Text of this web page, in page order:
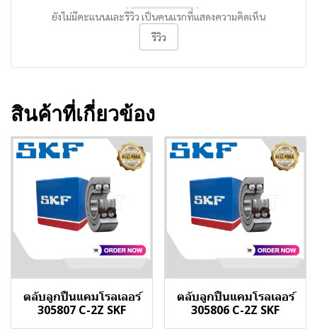
ยังไม่มีคะแนนและรีวิว เป็นคนแรกที่แสดงความคิดเห็น
รีวิว
สินค้าที่เกี่ยวข้อง
ตลับลูกปืนแคมโรลเลอร์
305807 C-2Z SKF
ตลับลูกปืนแคมโรลเลอร์
305806 C-2Z SKF